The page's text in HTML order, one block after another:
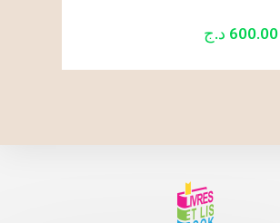
600.00 د.ج